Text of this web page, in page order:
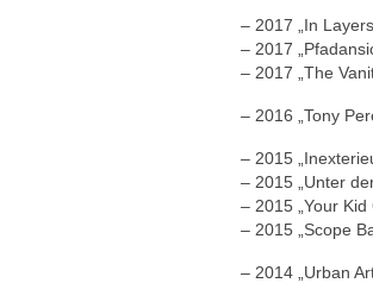
– 2017 „In
– 2017
– 2017 „The
– 2016 „Tony
– 2015
– 2015 „Unter
– 2015 „Your Kid
– 2015 „Scope
– 2014 „Urban